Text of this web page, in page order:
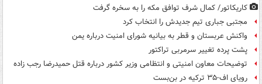
کاریکاتور/ کمال شرف توافق مکه را به سخره گرفت
مجتبی جباری تیم جدیدش را انتخاب کرد
واکنش عربستان و قطر به بیانیه شورای امنیت درباره یمن
پشت پرده تغییر سرمربی تراکتور
توضیحات معاون امنیتی و انتظامی وزیر کشور درباره قتل حمیدرضا رجب زاده
رویای اف-۳۵ ترکیه در بن‌بست